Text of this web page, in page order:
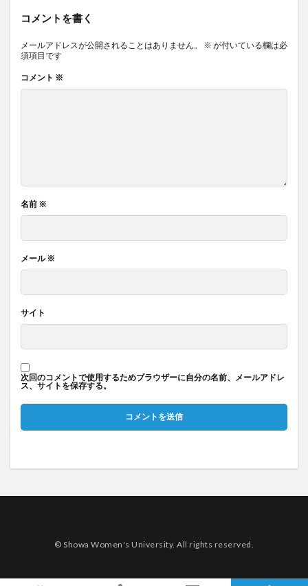
コメントを書く
メールアドレスが公開されることはありません。 ※ が付いている欄は必
須項目です
コメント ※
名前 ※
メール※
サイト
次回のコメントで使用するためブラウザーに自分の名前、メールアドレ
ス、サイトを保存する。
© Showa Women's University. All rights reserved.